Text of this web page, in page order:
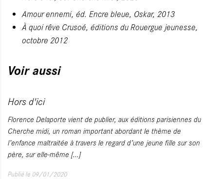
Amour ennemi, éd. Encre bleue, Oskar, 2013
À quoi rêve Crusoé, éditions du Rouergue jeunesse,
octobre 2012
Voir aussi
Hors d'ici
Florence Delaporte vient de publier, aux éditions parisiennes du
Cherche midi, un roman important abordant le thème de
l’enfance maltraitée à travers le regard d’une jeune fille sur son
père, sur elle-même [...]
Publié le 09/01/2020